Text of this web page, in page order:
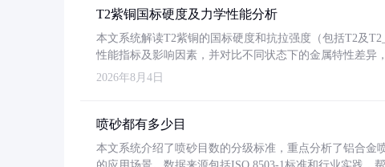
T2紫铜国标硬度及力学性能分析
本文系统解读T2紫铜的国标硬度和抗拉强度（包括T2及
性能指标及影响因素，并对比不同状态下的金属特性差异
2026年8月4日
喷砂都有多少目
本文系统介绍了喷砂目数的分级标准，重点分析了铝合金